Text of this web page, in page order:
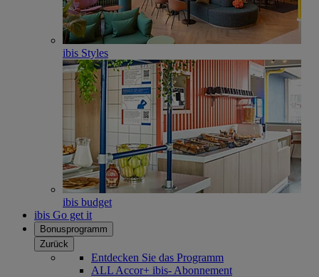
ibis Styles
ibis budget
ibis Go get it
Bonusprogramm
Zurück
Entdecken Sie das Programm
ALL Accor+ ibis- Abonnement